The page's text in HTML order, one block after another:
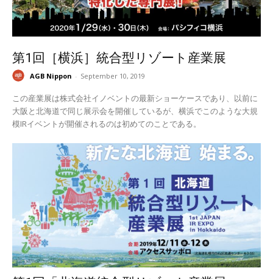
第1回［横浜］統合型リゾート産業展
AGB Nippon - September 10, 2019
この産業展は株式会社イノベントの最新ショーケースであり、以前に
大阪と北海道で同じ展示会を開催しているが、横浜でこのような大規
模IRイベントが開催されるのは初めてのことである。